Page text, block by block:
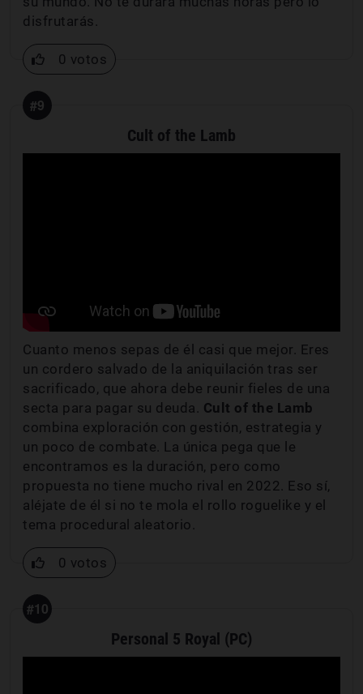
disfrutarás.
0 votos
#9
Cult of the Lamb
Cuanto menos sepas de él casi que mejor. Eres
un cordero salvado de la aniquilación tras ser
sacrificado, que ahora debe reunir fieles de una
secta para pagar su deuda. Cult of the Lamb
combina exploración con gestión, estrategia y
un poco de combate. La única pega que le
encontramos es la duración, pero como
propuesta no tiene mucho rival en 2022. Eso sí,
aléjate de él si no te mola el rollo roguelike y el
tema procedural aleatorio.
0 votos
#10
Personal 5 Royal (PC)